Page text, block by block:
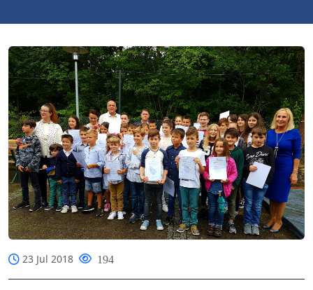
23 Jul 2018 194